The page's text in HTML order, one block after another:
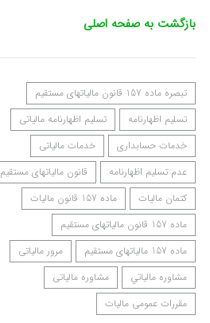
بازگشت به صفحه اصلی
تبصره ماده 157 قانون مالیاتهای مستقیم
تسلیم اظهارنامه
تسلیم اظهارنامه مالیاتی
خدمات حسابداری
خدمات مالیاتی
عدم تسلیم اظهارنامه
قانون مالیاتهای مستقیم
کتمان مالیات
ماده 157 قانون مالیات
ماده 157 قانون مالیاتهای مستقیم
ماده 157 مالیاتهای مستقیم
مرور مالیاتی
مشاوره مالياتي
مشاوره مالیاتی
مقررات عمومی مالیات